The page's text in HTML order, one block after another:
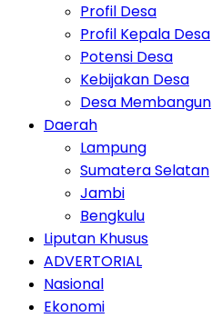
Profil Desa
Profil Kepala Desa
Potensi Desa
Kebijakan Desa
Desa Membangun
Daerah
Lampung
Sumatera Selatan
Jambi
Bengkulu
Liputan Khusus
ADVERTORIAL
Nasional
Ekonomi